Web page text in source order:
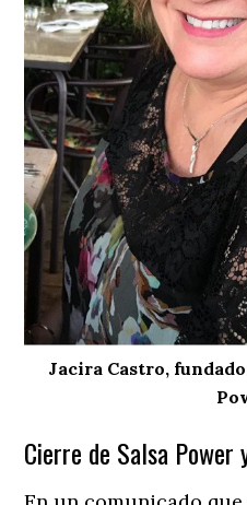
Jacira Castro,
Cierre de Salsa Power